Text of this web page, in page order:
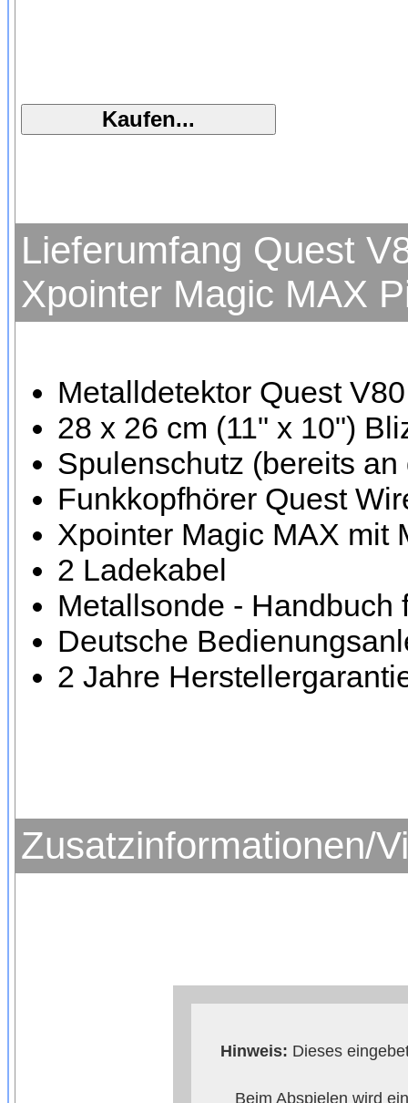
Lieferumfang Quest
Xpointer Magic MAX
Metalldetektor Quest V80
28 x 26 cm (11" x 10")
Spulenschutz (bereits
Funkkopfhörer Quest
Xpointer Magic MAX mit
2 Ladekabel
Metallsonde - Handbuch
Deutsche
2 Jahre
Zusatzinformationen/
Hinweis: Dieses
Beim Abspielen wird